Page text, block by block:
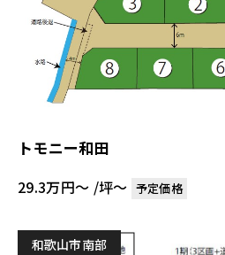
トモニー和田
29.3万円～ /坪〜 予定価格
和歌山市南部